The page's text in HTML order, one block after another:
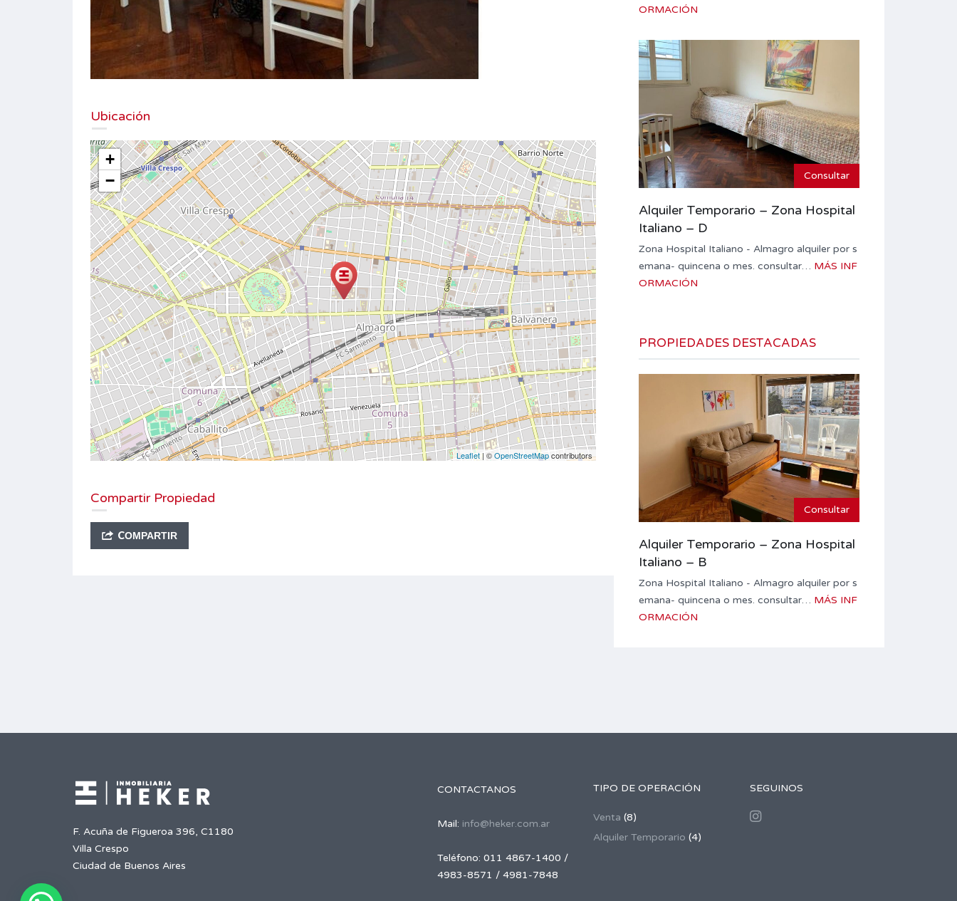
Ubicación
+
−
Leaflet| ©OpenStreetMapcontributors
Compartir Propiedad
COMPARTIR
ORMACIÓN
Consultar
Alquiler Temporario – Zona Hospital
Italiano – D
Zona Hospital Italiano - Almagro alquiler por s
emana- quincena o mes. consultar… MÁS INF
ORMACIÓN
PROPIEDADES DESTACADAS
Consultar
Alquiler Temporario – Zona Hospital
Italiano – B
Zona Hospital Italiano - Almagro alquiler por s
emana- quincena o mes. consultar… MÁS INF
ORMACIÓN
F. Acuña de Figueroa 396, C1180
Villa Crespo
Ciudad de Buenos Aires
CONTACTANOS
Mail: info@heker.com.ar
Teléfono: 011 4867-1400 /
4983-8571 / 4981-7848
TIPO DE OPERACIÓN
Venta (8)
Alquiler Temporario (4)
SEGUINOS